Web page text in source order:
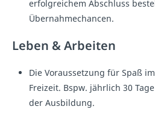
erfolgreichem Abschluss
Übernahmechancen.
Leben & Arbeiten
Die Voraussetzung für Spaß
Freizeit. Bspw. jährlich 30
der Ausbildung.